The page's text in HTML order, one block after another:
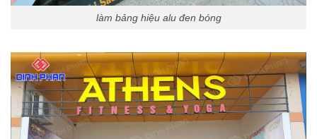
làm bảng hiệu alu đen bóng